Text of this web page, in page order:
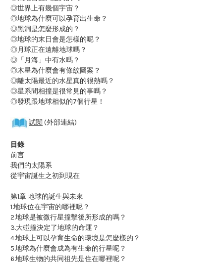
◎世界上有幾個宇宙？
◎地球為什麼可以孕育出生命？
◎黑洞是怎麼形成的？
◎地球的末日會是怎樣的呢？
◎月球正在遠離地球嗎？
◎「月海」中有水嗎？
◎木星為什麼會有條紋圖案？
◎離太陽最近的水星真的很熱嗎？
◎星系間相撞是很常見的事嗎？
◎發現跟地球相似的7個行星！
試閱 (外部連結)
目錄
前言
我們的太陽系
從宇宙誕生之初到現在
第1章 地球的誕生與未來
1.地球位在宇宙的哪裡呢？
2.地球是被微行星撞擊後所形成的嗎？
3.大碰撞決定了地球的命運？
4.地球上可以孕育生命的環境是怎麼樣的？
5.地球為什麼會成為有生命的行星呢？
6.地球生物的共同祖先是住在哪裡呢？